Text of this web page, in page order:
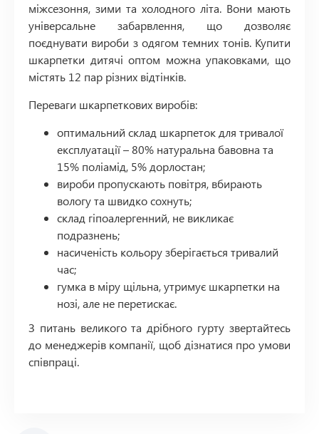
міжсезоння, зими та холодного літа. Вони мають
універсальне забарвлення, що дозволяє
поєднувати вироби з одягом темних тонів. Купити
шкарпетки дитячі оптом можна упаковками, що
містять 12 пар різних відтінків.
Переваги шкарпеткових виробів:
оптимальний склад шкарпеток для тривалої
експлуатації – 80% натуральна бавовна та
15% поліамід, 5% дорлостан;
вироби пропускають повітря, вбирають
вологу та швидко сохнуть;
склад гіпоалергенний, не викликає
подразнень;
насиченість кольору зберігається тривалий
час;
гумка в міру щільна, утримує шкарпетки на
нозі, але не перетискає.
З питань великого та дрібного гурту звертайтесь
до менеджерів компанії, щоб дізнатися про умови
співпраці.